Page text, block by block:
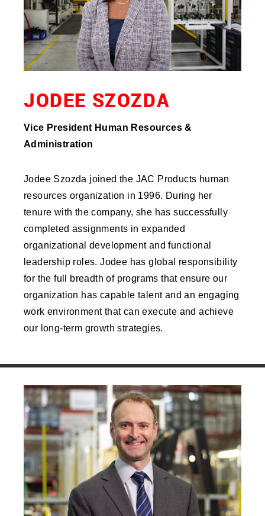
JODEE SZOZDA
Vice President Human Resources &
Administration
Jodee Szozda joined the JAC Products human
resources organization in 1996. During her
tenure with the company, she has successfully
completed assignments in expanded
organizational development and functional
leadership roles. Jodee has global responsibility
for the full breadth of programs that ensure our
organization has capable talent and an engaging
work environment that can execute and achieve
our long-term growth strategies.